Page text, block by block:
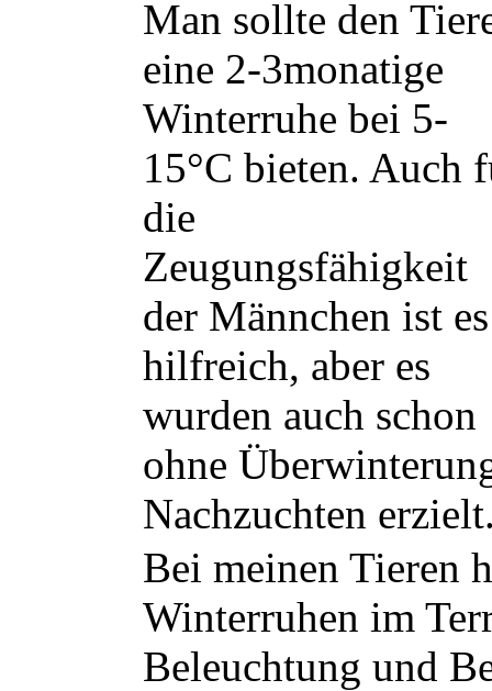
Man sollte den
eine 2-3monatige
Winterruhe bei 5-
15°C bieten. Auch
die
Zeugungsfähigkeit
der Männchen ist es
hilfreich, aber es
wurden auch schon
ohne
Nachzuchten
Bei meinen Tieren
Winterruhen im
Beleuchtung und